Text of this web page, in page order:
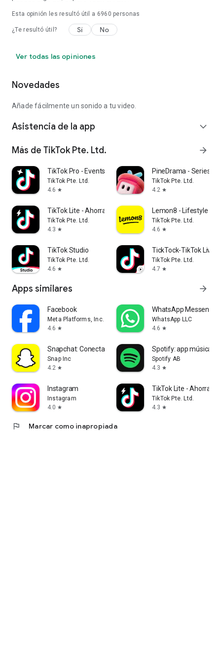
Esta opinión les resultó útil a 6960 personas
¿Te resultó útil? Sí No
Ver todas las opiniones
Novedades
Añade fácilmente un sonido a tu video.
Asistencia de la app expand_more
Más de TikTok Pte. Ltd. arrow_forward
TikTok Pro - Events
TikTok Pte. Ltd.
4.6 star
PineDrama - Series
TikTok Pte. Ltd.
4.2 star
TikTok Lite - Ahorra Datos
TikTok Pte. Ltd.
4.3 star
Lemon8 - Lifestyle
TikTok Pte. Ltd.
4.6 star
TikTok Studio
TikTok Pte. Ltd.
4.6 star
TickTock-TikTok Live
TikTok Pte. Ltd.
4.7 star
Apps similares arrow_forward
Facebook
Meta Platforms, Inc.
4.6 star
WhatsApp Messenger
WhatsApp LLC
4.6 star
Snapchat: Conecta con Amigos
Snap Inc
4.2 star
Spotify: app música y
Spotify AB
4.3 star
Instagram
Instagram
4.0 star
TikTok Lite - Ahorra
TikTok Pte. Ltd.
4.3 star
flag Marcar como inapropiada